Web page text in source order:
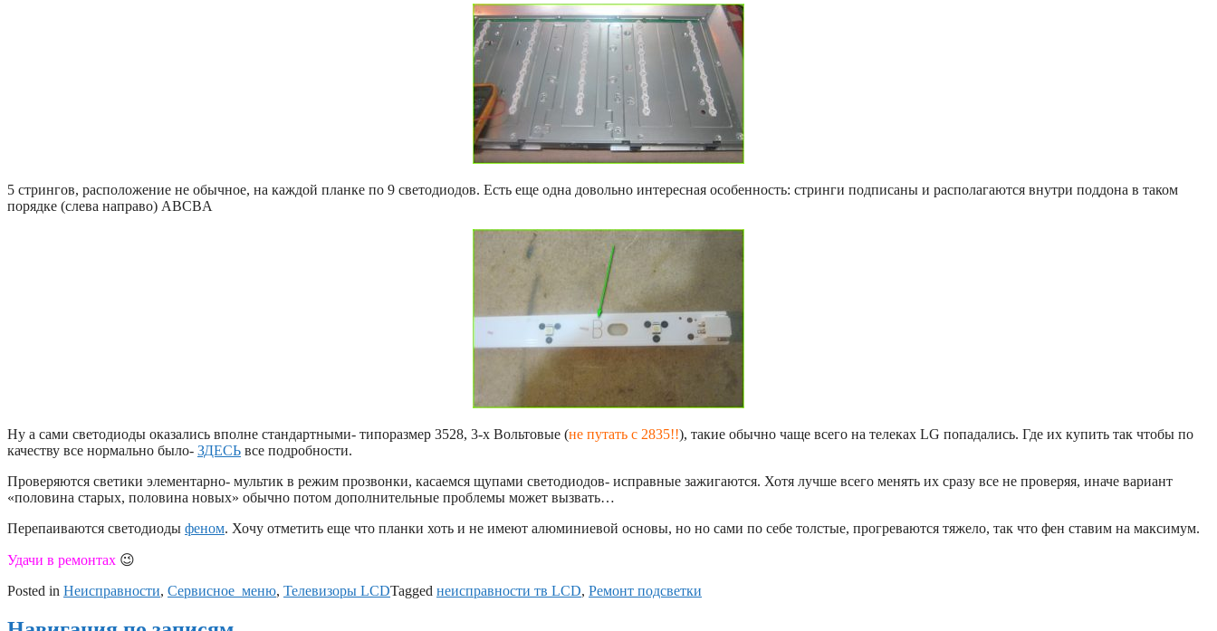
5 стрингов, расположение не обычное, на каждой планке по 9 светодиодов. Есть еще одна довольно интересная особенность: стринги подписаны и располагаются внутри поддона в таком
порядке (слева направо) ABCBA
Ну а сами светодиоды оказались вполне стандартными- типоразмер 3528, 3-х Вольтовые (не путать с 2835!!), такие обычно чаще всего на телеках LG попадались. Где их купить так чтобы по
качеству все нормально было- ЗДЕСЬ все подробности.
Проверяются светики элементарно- мультик в режим прозвонки, касаемся щупами светодиодов- исправные зажигаются. Хотя лучше всего менять их сразу все не проверяя, иначе вариант
«половина старых, половина новых» обычно потом дополнительные проблемы может вызвать…
Перепаиваются светодиоды феном. Хочу отметить еще что планки хоть и не имеют алюминиевой основы, но но сами по себе толстые, прогреваются тяжело, так что фен ставим на максимум.
Удачи в ремонтах 😉
Posted in Неисправности, Сервисное_меню, Телевизоры LCDTagged неисправности тв LCD, Ремонт подсветки